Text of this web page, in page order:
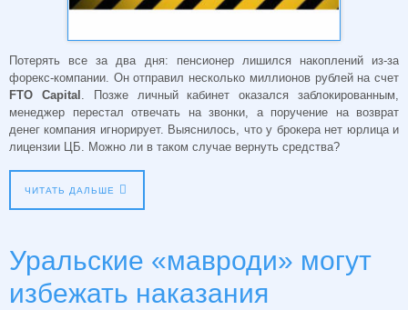
Потерять все за два дня: пенсионер лишился накоплений из-за
форекс-компании. Он отправил несколько миллионов рублей на счет
FTO Capital . Позже личный кабинет оказался заблокированным,
менеджер перестал отвечать на звонки, а поручение на возврат
денег компания игнорирует. Выяснилось, что у брокера нет юрлица и
лицензии ЦБ. Можно ли в таком случае вернуть средства?
ЧИТАТЬ ДАЛЬШЕ
Уральские «мавроди» могут
избежать наказания